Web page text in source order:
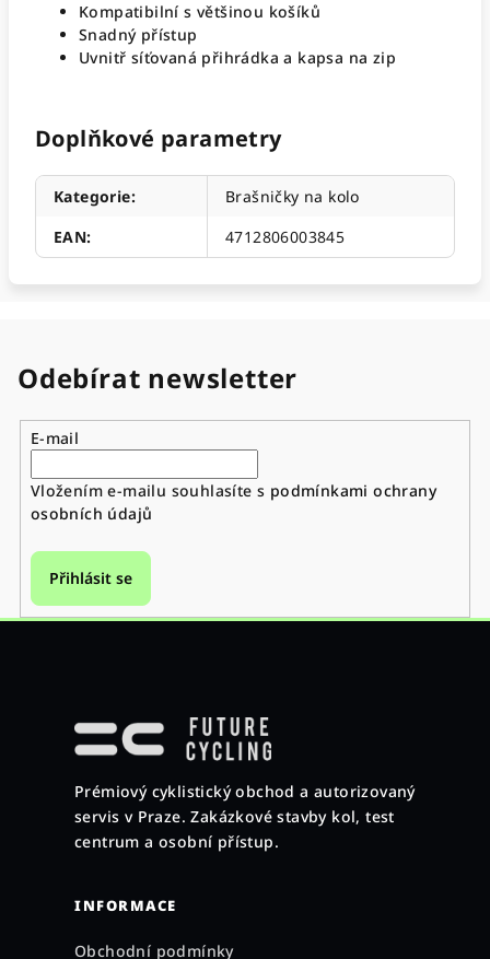
Kompatibilní s většinou košíků
Snadný přístup
Uvnitř síťovaná přihrádka a kapsa na zip
Doplňkové parametry
Kategorie:
Brašničky na kolo
EAN: 4712806003845
Odebírat newsletter
E-mail
Vložením e-mailu souhlasíte s podmínkami ochrany
osobních údajů
Přihlásit se
Prémiový cyklistický obchod a autorizovaný
servis v Praze. Zakázkové stavby kol, test
centrum a osobní přístup.
INFORMACE
Obchodní podmínky